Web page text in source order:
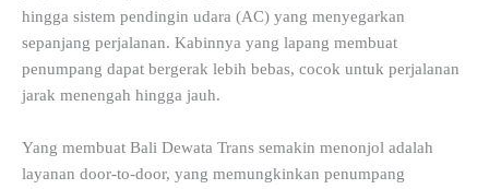
hingga sistem pendingin udara (AC) yang menyegarkan
sepanjang perjalanan. Kabinnya yang lapang membuat
penumpang dapat bergerak lebih bebas, cocok untuk perjalanan
jarak menengah hingga jauh.
Yang membuat Bali Dewata Trans semakin menonjol adalah
layanan door-to-door, yang memungkinkan penumpang